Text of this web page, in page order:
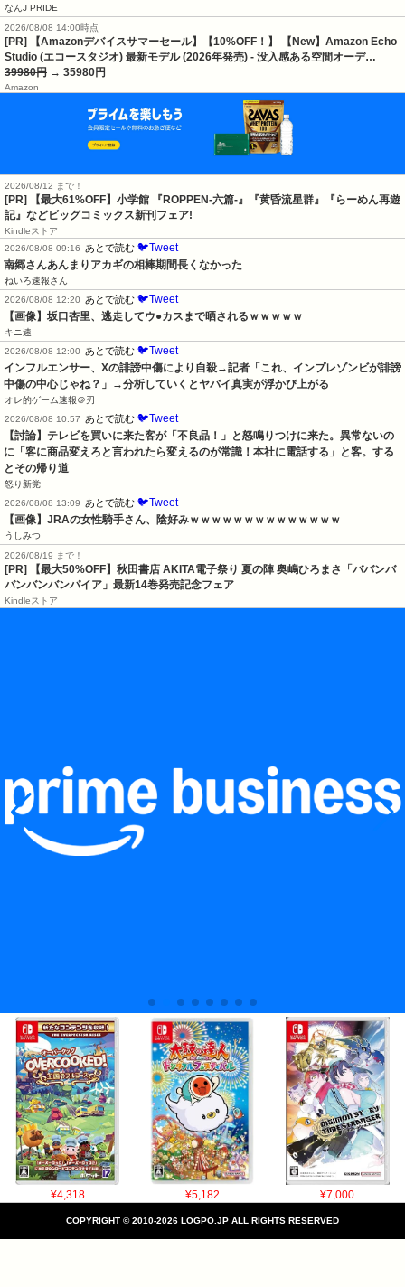
なんJ PRIDE
2026/08/08 14:00時点
[PR] 【Amazonデバイスサマーセール】【10%OFF！】 【New】Amazon Echo
Studio (エコースタジオ) 最新モデル (2026年発売) - 没入感ある空間オーデ…
39980円 → 35980円
Amazon
2026/08/12 まで！
[PR] 【最大61%OFF】小学館 『ROPPEN-六篇-』『黄昏流星群』『らーめん再遊
記』などビッグコミックス新刊フェア!
Kindleストア
2026/08/08 09:16
あとで読む 🐦Tweet
南郷さんあんまりアカギの相棒期間長くなかった
ねいろ速報さん
2026/08/08 12:20
あとで読む 🐦Tweet
【画像】坂口杏里、逃走してウ●カスまで晒されるｗｗｗｗｗ
キニ速
2026/08/08 12:00
あとで読む 🐦Tweet
インフルエンサー、Xの誹謗中傷により自殺→記者「これ、インプレゾンビが誹謗
中傷の中心じゃね？」→分析していくとヤバイ真実が浮かび上がる
オレ的ゲーム速報＠刃
2026/08/08 10:57
あとで読む 🐦Tweet
【討論】テレビを買いに来た客が「不良品！」と怒鳴りつけに来た。異常ないの
に「客に商品変えろと言われたら変えるのが常識！本社に電話する」と客。する
とその帰り道
怒り新党
2026/08/08 13:09
あとで読む 🐦Tweet
【画像】JRAの女性騎手さん、陰好みｗｗｗｗｗｗｗｗｗｗｗｗｗｗ
うしみつ
2026/08/19 まで！
[PR] 【最大50%OFF】秋田書店 AKITA電子祭り 夏の陣 奥嶋ひろまさ「ババンバ
バンバンバンパイア」最新14巻発売記念フェア
Kindleストア
¥4,318 ¥5,182 ¥7,000
COPYRIGHT © 2010-2026 LOGPO.JP ALL RIGHTS RESERVED